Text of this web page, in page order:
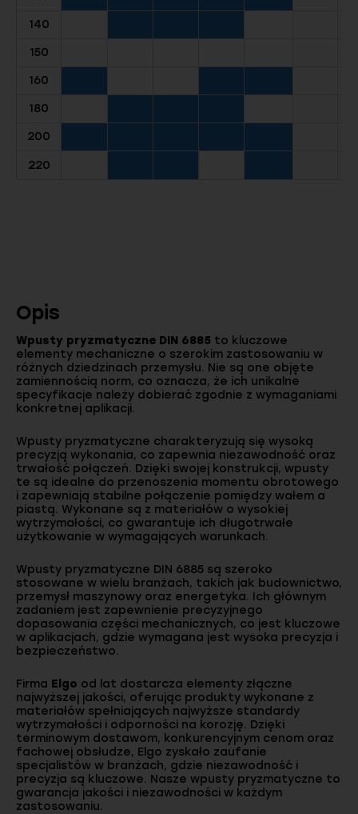
140
150
160
180
200
220
Opis
Wpusty pryzmatyczne DIN 6885 to kluczowe
elementy mechaniczne o szerokim zastosowaniu w
różnych dziedzinach przemysłu. Nie są one objęte
zamiennością norm, co oznacza, że ich unikalne
specyfikacje należy dobierać zgodnie z wymaganiami
konkretnej aplikacji.
Wpusty pryzmatyczne charakteryzują się wysoką
precyzją wykonania, co zapewnia niezawodność oraz
trwałość połączeń. Dzięki swojej konstrukcji, wpusty
te są idealne do przenoszenia momentu obrotowego
i zapewniają stabilne połączenie pomiędzy wałem a
piastą. Wykonane są z materiałów o wysokiej
wytrzymałości, co gwarantuje ich długotrwałe
użytkowanie w wymagających warunkach.
Wpusty pryzmatyczne DIN 6885 są szeroko
stosowane w wielu branżach, takich jak budownictwo,
przemysł maszynowy oraz energetyka. Ich głównym
zadaniem jest zapewnienie precyzyjnego
dopasowania części mechanicznych, co jest kluczowe
w aplikacjach, gdzie wymagana jest wysoka precyzja i
bezpieczeństwo.
Firma Elgo od lat dostarcza elementy złączne
najwyższej jakości, oferując produkty wykonane z
materiałów spełniających najwyższe standardy
wytrzymałości i odporności na korozję. Dzięki
terminowym dostawom, konkurencyjnym cenom oraz
fachowej obsłudze, Elgo zyskało zaufanie
specjalistów w branżach, gdzie niezawodność i
precyzja są kluczowe. Nasze wpusty pryzmatyczne to
gwarancja jakości i niezawodności w każdym
zastosowaniu.